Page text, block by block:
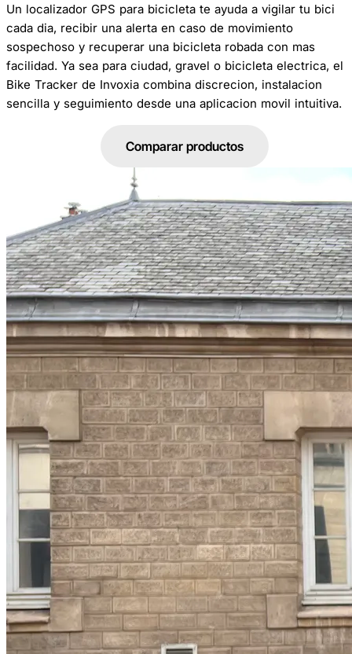
Un localizador GPS para bicicleta te ayuda a vigilar tu bici
cada dia, recibir una alerta en caso de movimiento
sospechoso y recuperar una bicicleta robada con mas
facilidad. Ya sea para ciudad, gravel o bicicleta electrica, el
Bike Tracker de Invoxia combina discrecion, instalacion
sencilla y seguimiento desde una aplicacion movil intuitiva.
Comparar productos